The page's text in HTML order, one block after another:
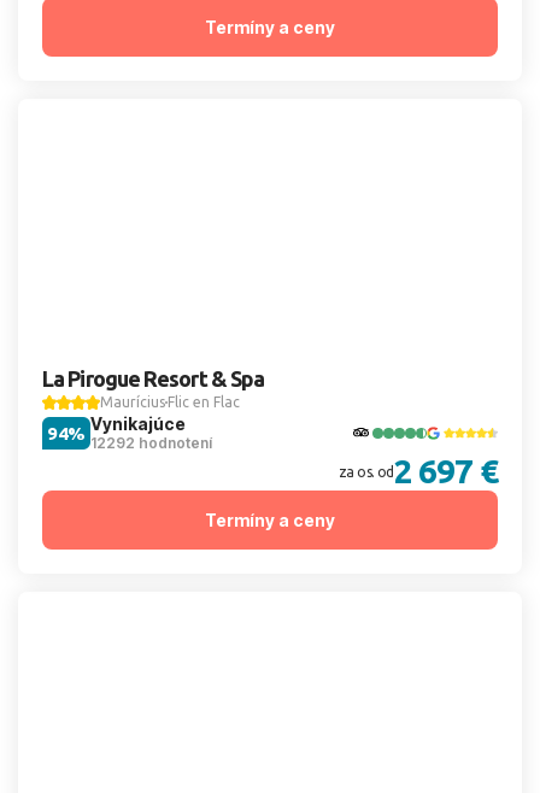
Termíny a ceny
La Pirogue Resort & Spa
Maurícius Flic en Flac
Vynikajúce
12292 hodnotení
94%
za os. od2 697 €
Termíny a ceny